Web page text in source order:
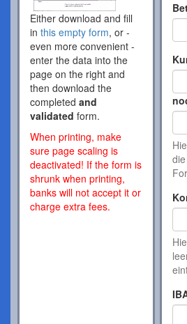
Either download and fill
in this empty form, or -
even more convenient -
enter the data into the
page on the right and
then download the
completed and
validated form.
When printing, make
sure page scaling is
deactivated! If the form is
shrunk when printing,
banks will not accept it or
charge extra fees.